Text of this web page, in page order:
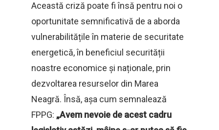
Această criză poate fi însă pentru noi o
oportunitate semnificativă de a aborda
vulnerabilitățile în materie de securitate
energetică, în beneficiul securității
noastre economice și naționale, prin
dezvoltarea resurselor din Marea
Neagră. Însă, așa cum semnalează
FPPG: „Avem nevoie de acest cadru